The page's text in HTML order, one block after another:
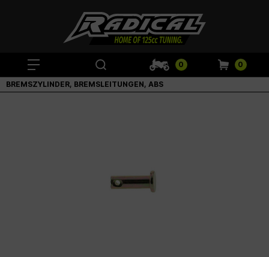
0 0
BREMSZYLINDER, BREMSLEITUNGEN, ABS